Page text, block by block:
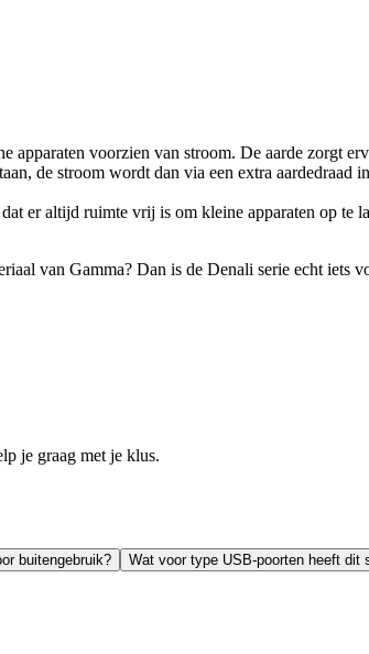
voorzien van stroom. De aarde zorgt
de stroom wordt dan via een extra aardedraad
er altijd ruimte vrij is om kleine apparaten op te
van Gamma? Dan is de Denali serie echt
je graag met je klus.
buitengebruik? Wat voor type USB-poorten heeft dit